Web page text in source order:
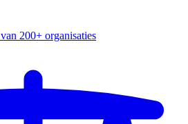
200+ organisaties